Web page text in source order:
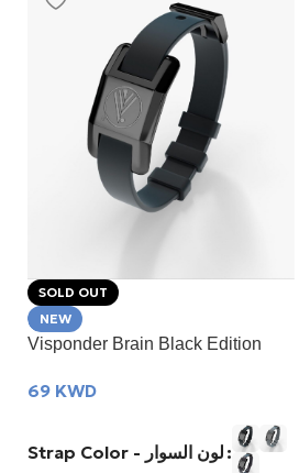
SOLD OUT
NEW
Visponder Brain Black Edition
69 KWD
Strap Color - لون السوار